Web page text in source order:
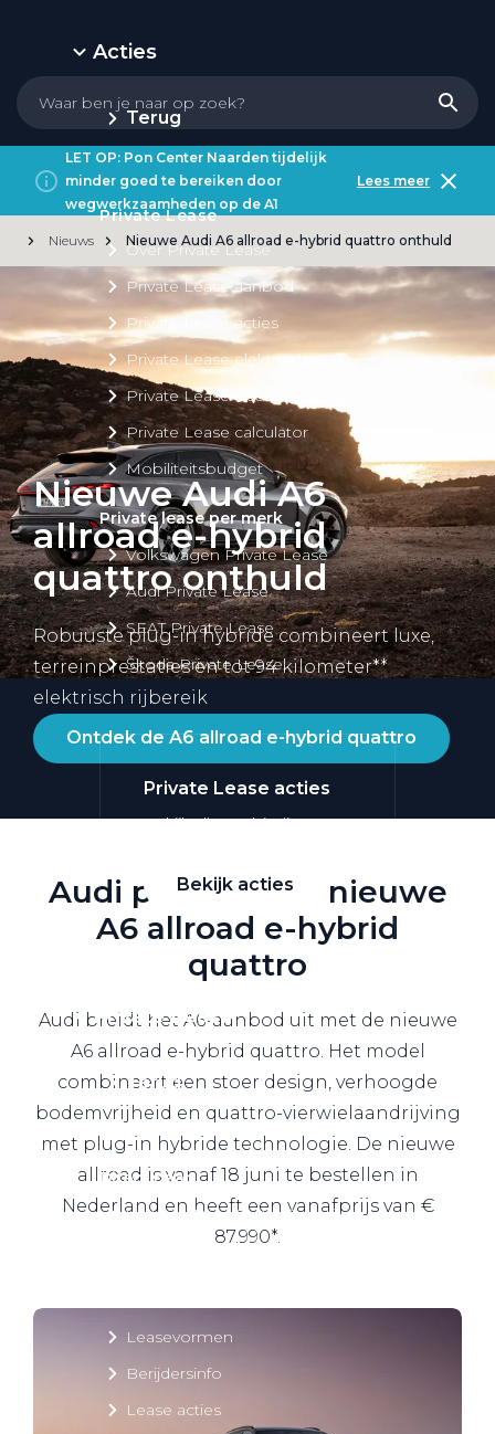
Acties
Terug
Private Lease
Over Private Lease
Private Lease aanbod
Private Lease acties
Private Lease elektrisch
Private Lease occasions
Private Lease calculator
Mobiliteitsbudget
Private lease per merk
Volkswagen Private Lease
Audi Private Lease
SEAT Private Lease
Škoda Private Lease
Private Lease acties
Bekijk alle aanbiedingen
Bekijk acties
Private Lease
Terug
Direct naar
Website Pon Center Zakelijk
Leasevormen
Berijdersinfo
Lease acties
LET OP: Pon Center Naarden tijdelijk
minder goed te bereiken door
wegwerkzaamheden op de A1
Lees meer
Nieuws Nieuwe Audi A6 allroad e-hybrid quattro onthuld
Nieuwe Audi A6
allroad e-hybrid
quattro onthuld
Robuuste plug-in hybride combineert luxe,
terreinprestaties en tot 94 kilometer**
elektrisch rijbereik
Ontdek de A6 allroad e-hybrid quattro
Audi presenteert nieuwe
A6 allroad e-hybrid
quattro
Audi breidt het A6-aanbod uit met de nieuwe
A6 allroad e-hybrid quattro. Het model
combineert een stoer design, verhoogde
bodemvrijheid en quattro-vierwielaandrijving
met plug-in hybride technologie. De nieuwe
allroad is vanaf 18 juni te bestellen in
Nederland en heeft een vanafprijs van €
87.990*.